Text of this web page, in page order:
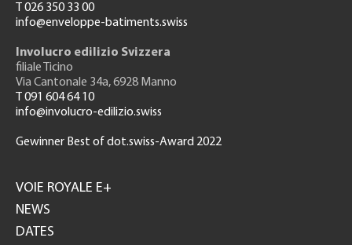
T 026 350 33 00
info@enveloppe-batiments.swiss
Involucro edilizio Svizzera
filiale Ticino
Via Cantonale 34a, 6928 Manno
T 091 604 64 10
info@involucro-edilizio.swiss
Gewinner Best of dot.swiss-Award 2022
GH
VOIE ROYALE E+
NEWS
DATES